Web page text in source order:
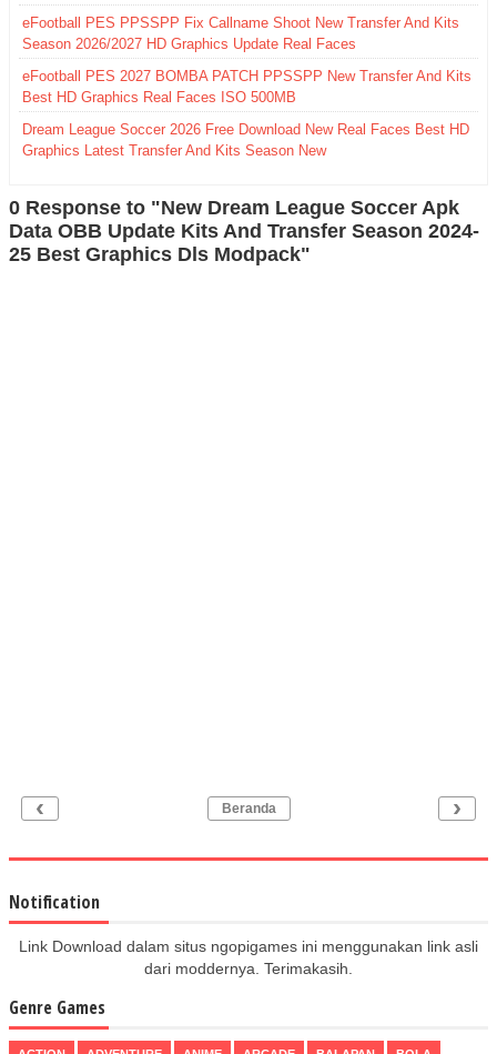
eFootball PES PPSSPP Fix Callname Shoot New Transfer And Kits
Season 2026/2027 HD Graphics Update Real Faces
eFootball PES 2027 BOMBA PATCH PPSSPP New Transfer And Kits
Best HD Graphics Real Faces ISO 500MB
Dream League Soccer 2026 Free Download New Real Faces Best HD
Graphics Latest Transfer And Kits Season New
0 Response to "New Dream League Soccer Apk
Data OBB Update Kits And Transfer Season 2024-
25 Best Graphics Dls Modpack"
‹ ›
Beranda
Notification
Link Download dalam situs ngopigames ini menggunakan link asli
dari moddernya. Terimakasih.
Genre Games